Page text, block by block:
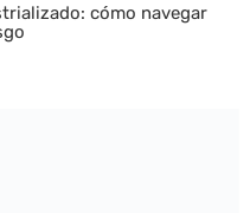
cómo navegar